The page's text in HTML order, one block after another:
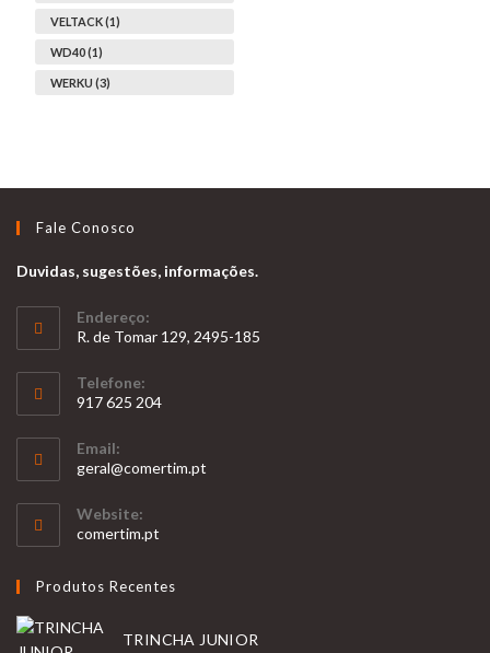
VELTACK (1)
WD40 (1)
WERKU (3)
Fale Conosco
Duvidas, sugestões, informações.
Endereço:
R. de Tomar 129, 2495-185
Telefone:
917 625 204
in
your
application
Email:
geral@comertim.pt
Website:
comertim.pt
Produtos Recentes
TRINCHA JUNIOR